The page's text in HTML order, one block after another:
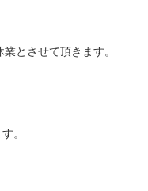
とさせて頂きます。
。